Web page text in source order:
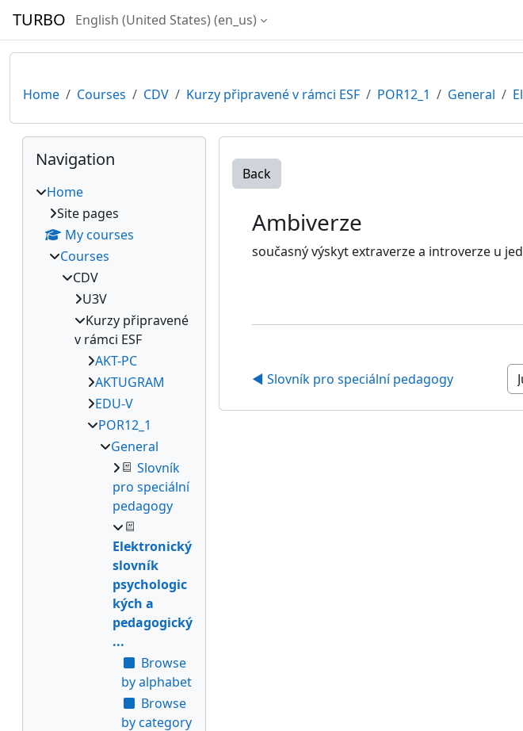
TURBO English (United States) ‎(en_us)‎
Home Courses CDV Kurzy připravené v rámci ESF POR12_1 General
Back
Ambiverze
současný výskyt extraverze a introverze u
◀︎ Slovník pro speciální pedagogy
Blocks
Skip Navigation
Navigation
Home
Site pages
My courses
Courses
CDV
U3V
Kurzy připravené
v rámci ESF
AKT-PC
AKTUGRAM
EDU-V
POR12_1
General
Slovník
pro speciální
pedagogy
Elektronický
slovník
psychologic
kých a
pedagogický
...
Browse
by alphabet
Browse
by category